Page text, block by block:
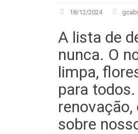
18/12/2024
A lista de
nunca. O
limpa,
para
sobre